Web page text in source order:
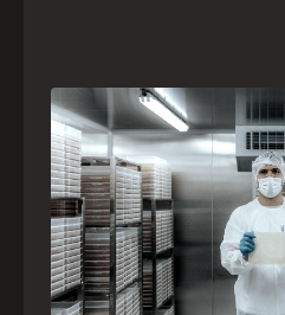
A paranaense Vuelo
empresas brasileiras
representar o Brasil na
negócios de Angola
Empresa participará da
levando tecnologias
feridas, ostomia e